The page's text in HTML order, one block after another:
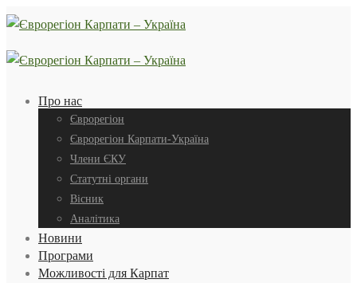
Про нас
Єврорегіон
Єврорегіон Карпати-Україна
Члени ЄКУ
Статутні органи
Вісник
Аналітика
Новини
Програми
Можливості для Карпат